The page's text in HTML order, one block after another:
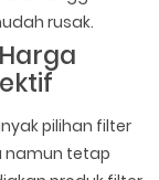
rusak.
pilihan filter
namun tetap